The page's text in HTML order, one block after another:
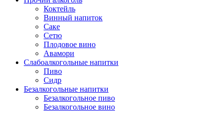
Коктейль
Винный напиток
Саке
Сетю
Плодовое вино
Авамори
Слабоалкогольные напитки
Пиво
Сидр
Безалкогольные напитки
Безалкогольное пиво
Безалкогольное вино